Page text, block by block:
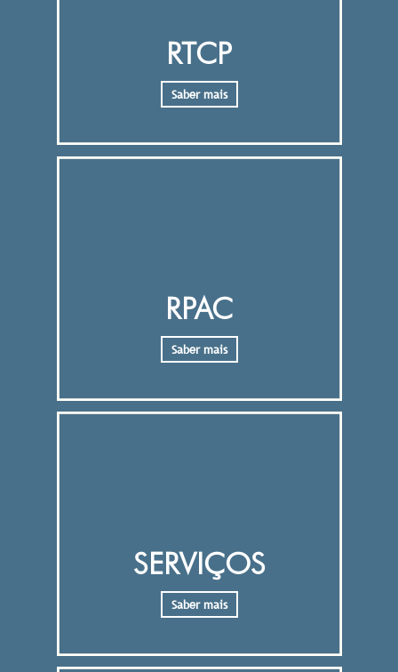
RTCP
Saber mais
RPAC
Saber mais
SERVIÇOS
Saber mais